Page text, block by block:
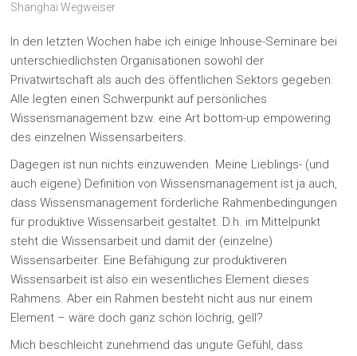
Shanghai Wegweiser
In den letzten Wochen habe ich einige Inhouse-Seminare bei
unterschiedlichsten Organisationen sowohl der
Privatwirtschaft als auch des öffentlichen Sektors gegeben.
Alle legten einen Schwerpunkt auf persönliches
Wissensmanagement bzw. eine Art bottom-up empowering
des einzelnen Wissensarbeiters.
Dagegen ist nun nichts einzuwenden. Meine Lieblings- (und
auch eigene) Definition von Wissensmanagement ist ja auch,
dass Wissensmanagement förderliche Rahmenbedingungen
für produktive Wissensarbeit gestaltet. D.h. im Mittelpunkt
steht die Wissensarbeit und damit der (einzelne)
Wissensarbeiter. Eine Befähigung zur produktiveren
Wissensarbeit ist also ein wesentliches Element dieses
Rahmens. Aber ein Rahmen besteht nicht aus nur einem
Element – wäre doch ganz schön löchrig, gell?
Mich beschleicht zunehmend das ungute Gefühl, dass